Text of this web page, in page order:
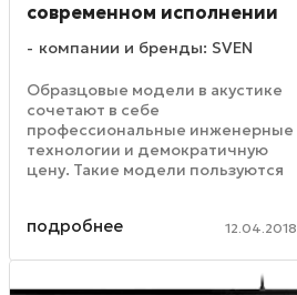
современном исполнении
компании и бренды: SVEN
Образцовые модели в акустике
сочетают в себе
профессиональные инженерные
технологии и демократичную
цену. Такие модели пользуются
выпуска. «Развивать» их одно
подробнее 12.04.2018